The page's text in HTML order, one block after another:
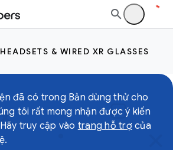
& WIRED XR GLASSES
đã có trong Bản dùng thử cho
tôi rất mong nhận được ý kiến
truy cập vào trang hỗ trợcủa